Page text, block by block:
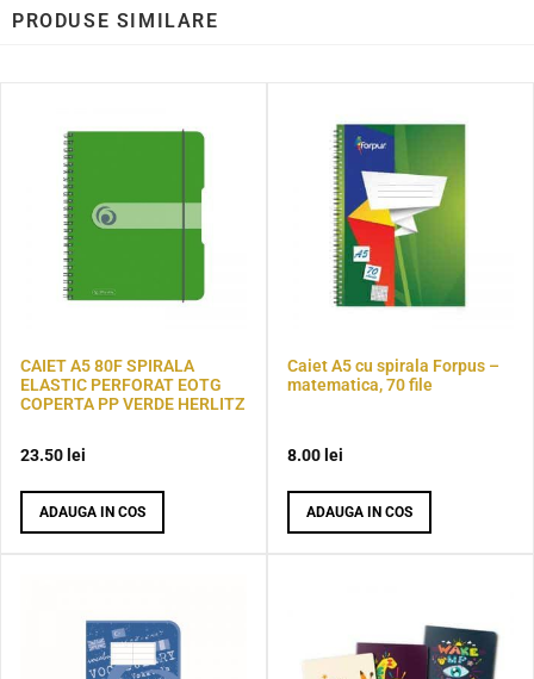
PRODUSE SIMILARE
CAIET A5 80F SPIRALA
ELASTIC PERFORAT EOTG
COPERTA PP VERDE HERLITZ
23.50 lei
ADAUGA IN COS
Caiet A5 cu spirala Forpus –
matematica, 70 file
8.00 lei
ADAUGA IN COS